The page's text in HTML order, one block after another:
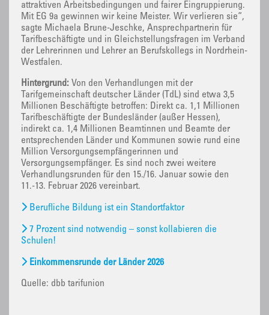
attraktiven Arbeitsbedingungen und fairer Eingruppierung.
Mit EG 9a gewinnen wir keine Meister. Wir verlieren sie“,
sagte Michaela Brune-Jeschke, Ansprechpartnerin für
Tarifbeschäftigte und in Gleichstellungsfragen im Verband
der Lehrerinnen und Lehrer an Berufskollegs in Nordrhein-
Westfalen.
Hintergrund: Von den Verhandlungen mit der
Tarifgemeinschaft deutscher Länder (TdL) sind etwa 3,5
Millionen Beschäftigte betroffen: Direkt ca. 1,1 Millionen
Tarifbeschäftigte der Bundesländer (außer Hessen),
indirekt ca. 1,4 Millionen Beamtinnen und Beamte der
entsprechenden Länder und Kommunen sowie rund eine
Million Versorgungsempfängerinnen und
Versorgungsempfänger. Es sind noch zwei weitere
Verhandlungsrunden für den 15./16. Januar sowie den
11.-13. Februar 2026 vereinbart.
Berufliche Bildung ist ein Standortfaktor
7 Prozent sind notwendig – sonst kollabieren die
Schulen!
Einkommensrunde der Länder 2026
Quelle: dbb tarifunion